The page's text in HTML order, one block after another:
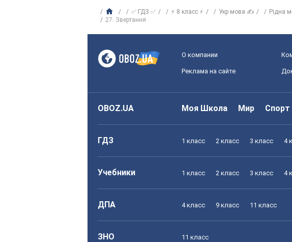
✅ ГДЗ ✅ ⚡ 8 класс ⚡ Укр мова ✍ Рiдна
27. Звертання
О компании
Реклама на сайте
OBOZ.UA Моя Школа Мир Спорт
ГДЗ 1 класс 2 класс 3 класс 4
Учебники 1 класс 2 класс 3 класс 4
ДПА 4 класс 9 класс 11 класс
ЗНО 11 класс